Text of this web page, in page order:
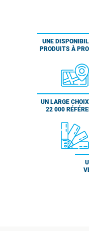
UNE
PRODUITS À
UN LARGE CHOIX
22 000